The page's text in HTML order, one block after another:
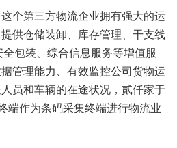
个第三方物流企业拥有强大的运
供仓储装卸、库存管理、干支线
包装、综合信息服务等增值服
管理能力、有效监控公司货物运
员和车辆的在途状况，贰仟家于
端作为条码采集终端进行物流业